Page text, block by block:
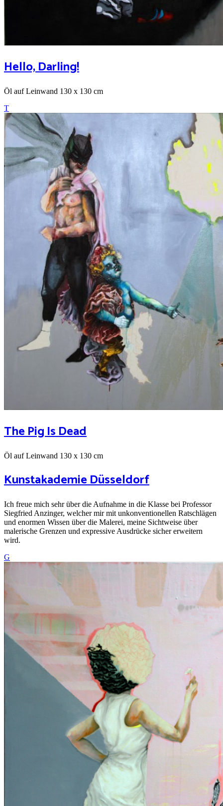
Hello, Darling!
Öl auf Leinwand 130 x 130 cm
T
The Pig Is Dead
Öl auf Leinwand 130 x 130 cm
Kunstakademie Düsseldorf
Ich freue mich sehr über die Aufnahme in die Klasse bei Professor
Siegfried Anzinger, welcher mir mit unkonventionellen Ratschlägen
und enormen Wissen über die Malerei, meine Sichtweise über
malerische Grenzen und expressive Ausdrücke sicher erweitern
wird.
G